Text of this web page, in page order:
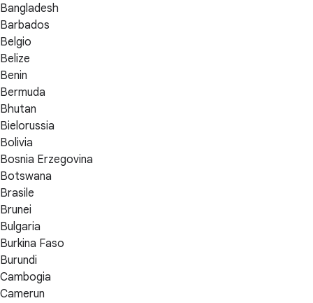
Bangladesh
Barbados
Belgio
Belize
Benin
Bermuda
Bhutan
Bielorussia
Bolivia
Bosnia Erzegovina
Botswana
Brasile
Brunei
Bulgaria
Burkina Faso
Burundi
Cambogia
Camerun